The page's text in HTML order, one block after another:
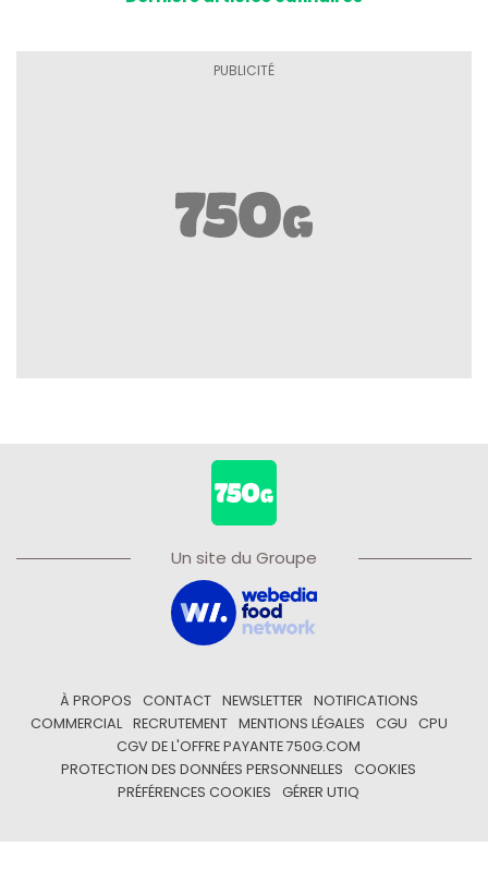
Un site du Groupe
À PROPOS CONTACT NEWSLETTER
NOTIFICATIONS
COMMERCIAL
RECRUTEMENT MENTIONS LÉGALES CGU
CPU
CGV DE L'OFFRE PAYANTE 750G.COM
PROTECTION DES DONNÉES PERSONNELLES
COOKIES
PRÉFÉRENCES COOKIES
GÉRER UTIQ